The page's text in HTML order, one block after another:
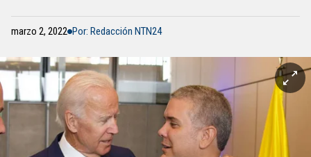
marzo 2, 2022 Por: Redacción NTN24